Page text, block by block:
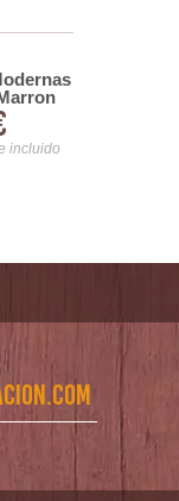
incluido